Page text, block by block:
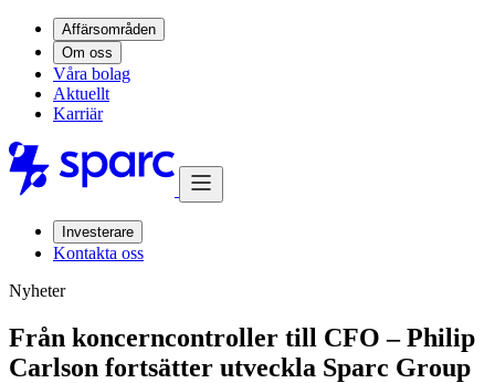
Affärsområden
Om oss
Våra bolag
Aktuellt
Karriär
Investerare
Kontakta oss
Nyheter
Från koncerncontroller till CFO – Philip
Carlson fortsätter utveckla Sparc Group